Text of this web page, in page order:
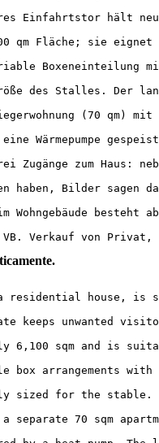
Einfahrtstor hält
qm Fläche; sie
Boxeneinteilung mit
des Stalles. Der
(70 qm)
eine Wärmepumpe
Zugänge zum Haus:
haben, Bilder
besteht
Verkauf von
house, is
keeps unwanted
6,100 sqm and is
box arrangements
sized for the stable.
separate 70 sqm